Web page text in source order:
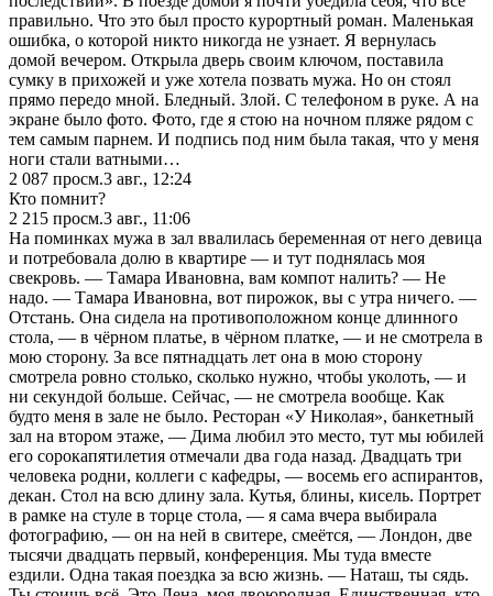
правильно. Что это был просто курортный роман. Маленькая
ошибка, о которой никто никогда не узнает. Я вернулась
домой вечером. Открыла дверь своим ключом, поставила
сумку в прихожей и уже хотела позвать мужа. Но он стоял
прямо передо мной. Бледный. Злой. С телефоном в руке. А на
экране было фото. Фото, где я стою на ночном пляже рядом с
тем самым парнем. И подпись под ним была такая, что у меня
ноги стали ватными…
2 087 просм.3 авг., 12:24
Кто помнит?
2 215 просм.3 авг., 11:06
На поминках мужа в зал ввалилась беременная от него девица
и потребовала долю в квартире — и тут поднялась моя
свекровь. — Тамара Ивановна, вам компот налить? — Не
надо. — Тамара Ивановна, вот пирожок, вы с утра ничего. —
Отстань. Она сидела на противоположном конце длинного
стола, — в чёрном платье, в чёрном платке, — и не смотрела в
мою сторону. За все пятнадцать лет она в мою сторону
смотрела ровно столько, сколько нужно, чтобы уколоть, — и
ни секундой больше. Сейчас, — не смотрела вообще. Как
будто меня в зале не было. Ресторан «У Николая», банкетный
зал на втором этаже, — Дима любил это место, тут мы юбилей
его сорокапятилетия отмечали два года назад. Двадцать три
человека родни, коллеги с кафедры, — восемь его аспирантов,
декан. Стол на всю длину зала. Кутья, блины, кисель. Портрет
в рамке на стуле в торце стола, — я сама вчера выбирала
фотографию, — он на ней в свитере, смеётся, — Лондон, две
тысячи двадцать первый, конференция. Мы туда вместе
ездили. Одна такая поездка за всю жизнь. — Наташ, ты сядь.